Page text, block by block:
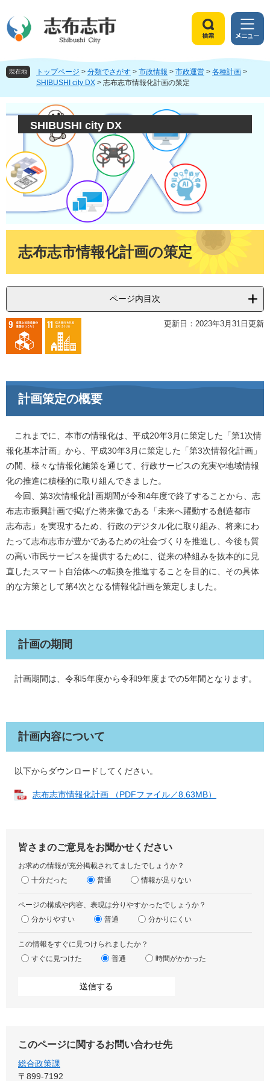
ジ
頭
ュ
飛
索
メ
ニ
ュ
ー
現在地 トップページ > 分類でさがす > 市政情報 > 市政運営 > 各種計画 >
SHIBUSHI city DX > 志布志市情報化計画の策定
SHIBUSHI city DX
志布志市情報化計画の策定
ページ内目次
更新日：2023年3月31日更新
計画策定の概要
これまでに、本市の情報化は、平成20年3月に策定した「第1次情
報化基本計画」から、平成30年3月に策定した「第3次情報化計画」
の間、様々な情報化施策を通じて、行政サービスの充実や地域情報
化の推進に積極的に取り組んできました。
今回、第3次情報化計画期間が令和4年度で終了することから、志
布志市振興計画で掲げた将来像である「未来へ躍動する創造都市
志布志」を実現するため、行政のデジタル化に取り組み、将来にわ
たって志布志市が豊かであるための社会づくりを推進し、今後も質
の高い市民サービスを提供するために、従来の枠組みを抜本的に見
直したスマート自治体への転換を推進することを目的に、その具体
的な方策として第4次となる情報化計画を策定しました。
計画の期間
計画期間は、令和5年度から令和9年度までの5年間となります。
計画内容について
以下からダウンロードしてください。
志布志市情報化計画 （PDFファイル／8.63MB）
皆さまのご意見をお聞かせください
お求めの情報が充分掲載されてましたでしょうか？
十分だった
普通 情報が足りない
ページの構成や内容、表現は分りやすかったでしょうか？
分かりやすい
普通 分かりにくい
この情報をすぐに見つけられましたか？
すぐに見つけた
普通 時間がかかった
このページに関するお問い合わせ先
総合政策課
〒899‐7192